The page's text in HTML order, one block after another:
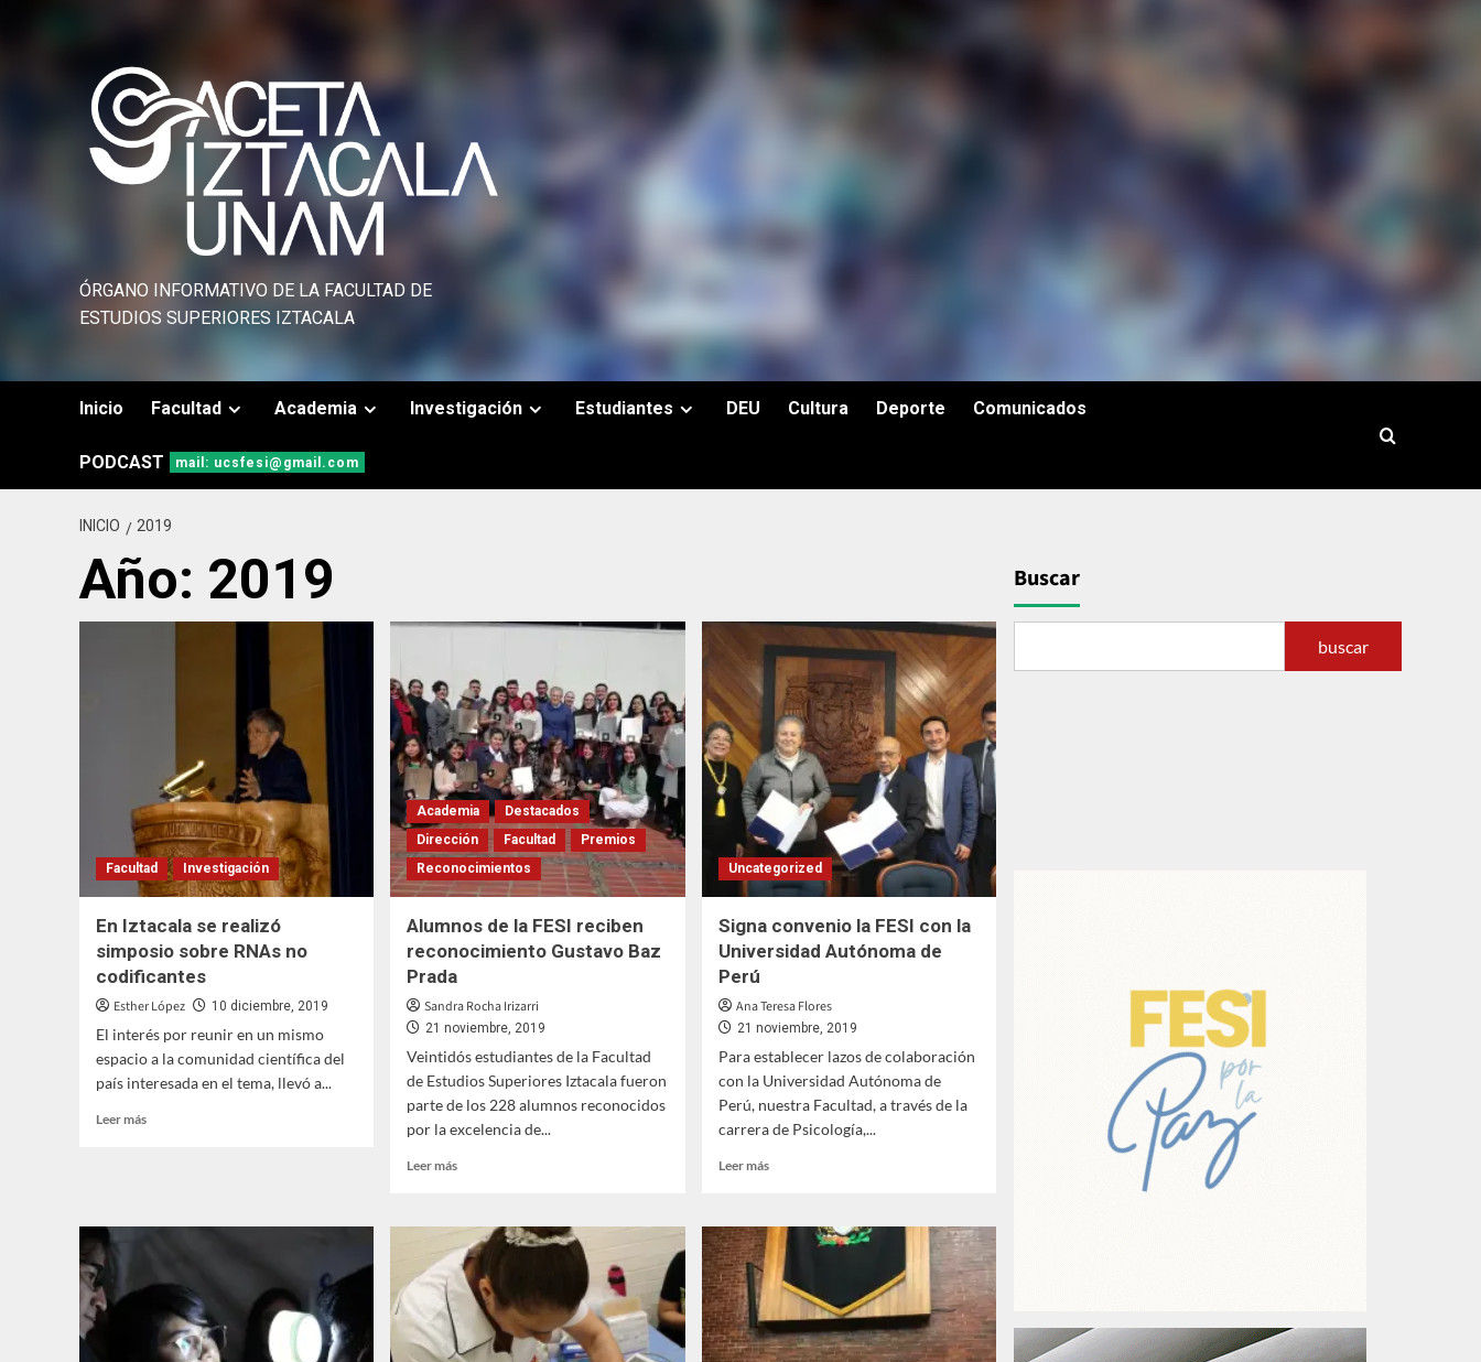
ÓRGANO INFORMATIVO DE LA FACULTAD DE
ESTUDIOS SUPERIORES IZTACALA
Inicio Facultad Academia Investigación Estudiantes DEU Cultura Deporte Comunicados
PODCAST mail: ucsfesi@gmail.com
INICIO 2019
Año: 2019
Facultad Investigación
En Iztacala se realizó
simposio sobre RNAs no
codificantes
Esther López 10 diciembre, 2019
El interés por reunir en un mismo
espacio a la comunidad científica del
país interesada en el tema, llevó a...
Leer másLeer
sobre
codificantes
Academia
Destacados
Dirección
Facultad
Premios
Reconocimientos
Alumnos de la FESI reciben
reconocimiento Gustavo Baz
Prada
Sandra Rocha Irizarri
21 noviembre, 2019
Veintidós estudiantes de la Facultad
de Estudios Superiores Iztacala fueron
parte de los 228 alumnos reconocidos
por la excelencia de...
Leer másLeer
Alumnos
de
la
FESI
reciben
reconocimiento
Gustavo
Uncategorized
Signa convenio la FESI con la
Universidad Autónoma de
Perú
Ana Teresa Flores
21 noviembre, 2019
Para establecer lazos de colaboración
con la Universidad Autónoma de
Perú, nuestra Facultad, a través de la
carrera de Psicología,...
Leer másLeer
Signa
convenio
la
FESI
la
Universidad
Buscar
buscar